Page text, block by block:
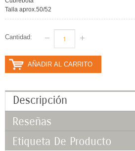
Talla aprox.50/52
Cantidad:
AÑADIR AL CARRITO
Descripción
Reseñas
Etiqueta De Producto